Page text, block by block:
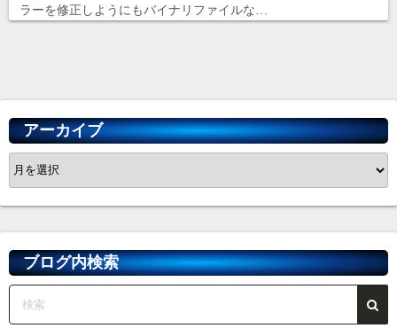
ラーを修正しようにもバイナリファイルな…
アーカイブ
ア
ー
カ
イ
ブブログ内検索